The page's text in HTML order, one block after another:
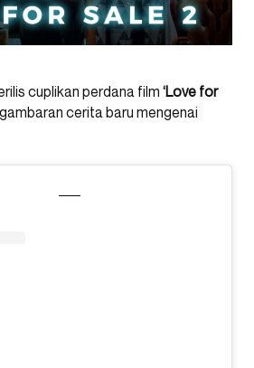
cuplikan perdana film ‘Love for
cerita baru mengenai